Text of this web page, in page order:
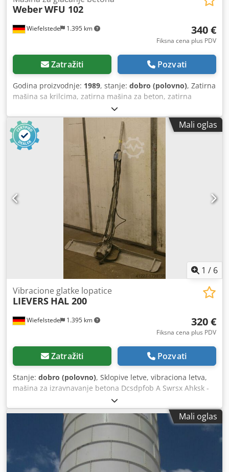
Wiefelstede 1.395 km
WeberWFU 102
340 €
Fiksna cena plus PDV
Zatražiti Pozvati
Godina proizvodnje: 1989, stanje: dobro (polovno), Zatirna
mašina sa krilcima, zatirna mašina za beton, zatirna
mašina za estrih -bez gleterice Dcjdpfxsb A Hdfo Ahkek -
težina: 60 kg
Mali oglas
1 / 6
Wiefelstede 1.395 km
Vibracione glatke lopatice
LIEVERS HAL 200
320 €
Fiksna cena plus PDV
Zatražiti Pozvati
Stanje: dobro (polovno), Sklopive letve, vibraciona letva,
mašina za izravnavanje betona Dcsdpfob A Swrsx Ahksk -
električni pogon - priključak: 230 V - radna širina: 1500 mm
- dimenzije: 1500/350/H450 mm - težina: 17 kg
Mali oglas